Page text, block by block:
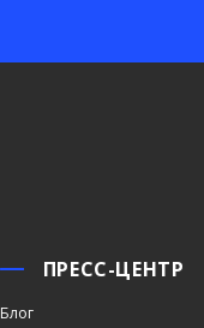
ПРЕСС-ЦЕНТР
Блог